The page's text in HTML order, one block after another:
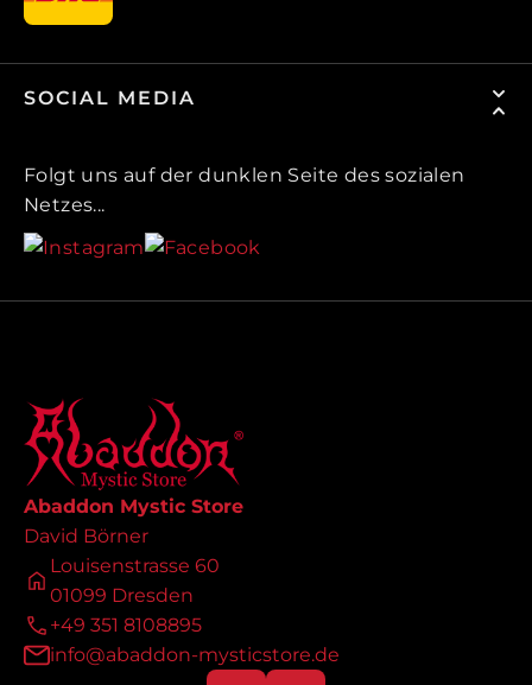
SOCIAL MEDIA
Folgt uns auf der dunklen Seite des sozialen
Netzes...
Abaddon Mystic Store
David Börner
Louisenstrasse 60
01099 Dresden
+49 351 8108895
info@abaddon-mysticstore.de